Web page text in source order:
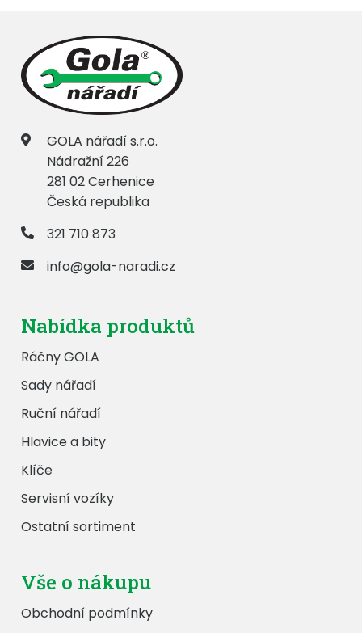
GOLA nářadí s.r.o.
Nádražní 226
281 02 Cerhenice
Česká republika
321 710 873
info@gola-naradi.cz
Nabídka produktů
Ráčny GOLA
Sady nářadí
Ruční nářadí
Hlavice a bity
Klíče
Servisní vozíky
Ostatní sortiment
Vše o nákupu
Obchodní podmínky